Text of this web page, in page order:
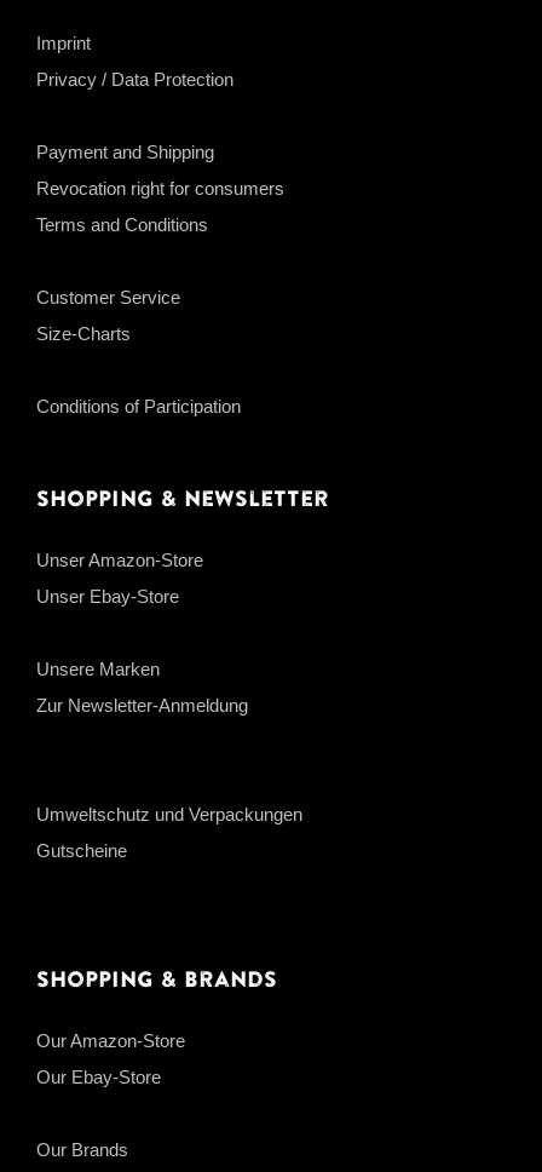
Imprint
Privacy / Data Protection
Payment and Shipping
Revocation right for consumers
Terms and Conditions
Customer Service
Size-Charts
Conditions of Participation
Shopping & Newsletter
Unser Amazon-Store
Unser Ebay-Store
Unsere Marken
Zur Newsletter-Anmeldung
Umweltschutz und Verpackungen
Gutscheine
Shopping & Brands
Our Amazon-Store
Our Ebay-Store
Our Brands